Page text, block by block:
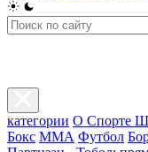
категории О Спорте
Бокс ММА Футбол